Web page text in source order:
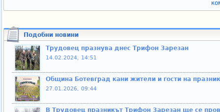
Подобни новини
Трудовец празнува днес Трифон Зарезан
14.02.2024, 14:51
Община Ботевград кани жители и гости на
27.01.2026, 09:44
В Трудовец празникът Трифон Зарезан ще се